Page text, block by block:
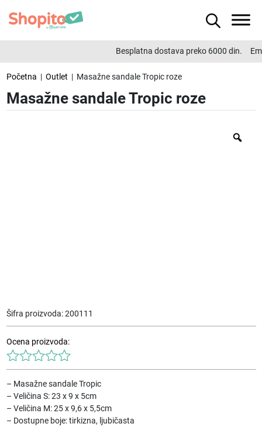
Besplatna dostava preko 6000 din.
Početna | Outlet | Masažne sandale Tropic roze
Masažne sandale Tropic roze
Šifra proizvoda:200111
Ocena proizvoda:
– Masažne sandale Tropic
– Veličina S: 23 x 9 x 5cm
– Veličina M: 25 x 9,6 x 5,5cm
– Dostupne boje: tirkizna, ljubičasta